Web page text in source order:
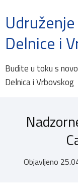
Delnice i
Budite u toku s
Delnica i Vrbovskog
Objavljeno